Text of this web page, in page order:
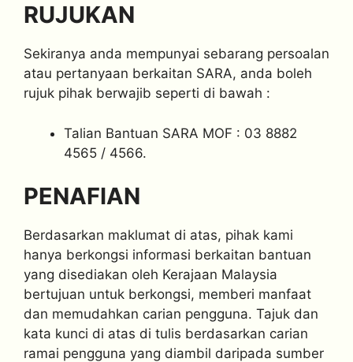
RUJUKAN
Sekiranya anda mempunyai sebarang persoalan
atau pertanyaan berkaitan SARA, anda boleh
rujuk pihak berwajib seperti di bawah :
Talian Bantuan SARA MOF : 03 8882
4565 / 4566.
PENAFIAN
Berdasarkan maklumat di atas, pihak kami
hanya berkongsi informasi berkaitan bantuan
yang disediakan oleh Kerajaan Malaysia
bertujuan untuk berkongsi, memberi manfaat
dan memudahkan carian pengguna. Tajuk dan
kata kunci di atas di tulis berdasarkan carian
ramai pengguna yang diambil daripada sumber